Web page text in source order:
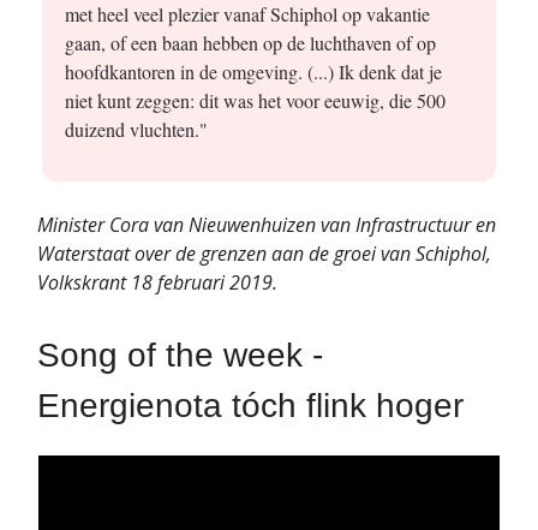
met heel veel plezier vanaf Schiphol op vakantie
gaan, of een baan hebben op de luchthaven of op
hoofdkantoren in de omgeving. (...) Ik denk dat je
niet kunt zeggen: dit was het voor eeuwig, die 500
duizend vluchten."
Minister Cora van Nieuwenhuizen van Infrastructuur en
Waterstaat over de grenzen aan de groei van Schiphol,
Volkskrant 18 februari 2019.
Song of the week -
Energienota tóch flink hoger